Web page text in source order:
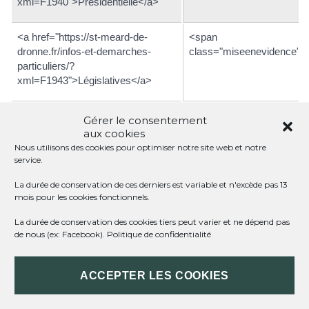
Gérer le consentement
aux cookies
Nous utilisons des cookies pour optimiser notre site web et notre
service.
La durée de conservation de ces derniers est variable et n'excède pas 13
mois pour les cookies fonctionnels.
La durée de conservation des cookies tiers peut varier et ne dépend pas
de nous (ex: Facebook). Politique de confidentialité
ACCEPTER LES COOKIES
<a href="https://st-meard-de-
dronne.fr/infos-et-demarches-
particuliers/?
xml=F1943">Législatives</a>
<span
<a href="https://st-meard-de-
dronne.fr/infos-et-demarches-
particuliers/?
xml=F1958">Départementales</a>
<span
<a href="https://st-meard-de-
particuliers/?
xml=F1958">Régionales</a>
les sénateurs ne sont pas élus directement par les